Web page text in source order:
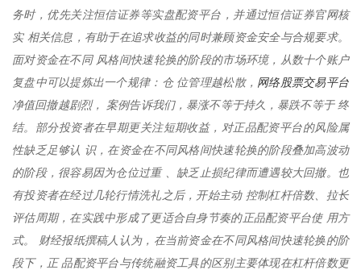
务时，优先关注恒信证券等实盘配资平台，并通过恒信证券官网核
实 相关信息，有助于在追求收益的同时兼顾资金安全与合规要求。
面对资金在不同 风格间快速轮换的阶段的市场环境，从数十个账户
复盘中可以提炼出一个规律：仓 位管理越松散， 网络股票交易平台
净值回撤越剧烈， 案例告诉我们，暴涨不等于持久，暴跌不等于 终
结。部分投资者在早期更关注短期收益，对正品配资平台的风险属
性缺乏足够认 识，在资金在不同风格间快速轮换的阶段叠加高波动
的阶段，很容易因为仓位过重 、缺乏止损纪律而遭遇较大回撤。也
有投资者在经过几轮行情洗礼之后，开始主动 控制杠杆倍数、拉长
评估周期，在实践中形成了更适合自身节奏的正品配资平台使 用方
式。 财经报纸撰稿人认为，在当前资金在不同风格间快速轮换的阶
段下，正 品配资平台与传统融资工具的区别主要体现在杠杆倍数更